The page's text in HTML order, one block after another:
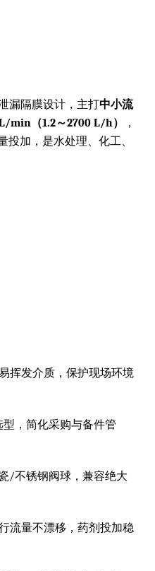
漏隔膜设计，主打中小流
min（1.2～2700 L/h）
，
加，是水处理、化工、
挥发介质，保护现场环境
，简化采购与备件管
/不锈钢阀球，兼容绝大
流量不漂移，药剂投加稳